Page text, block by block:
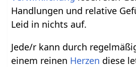
Handlungen und relative
Leid in nichts auf.
Jede/r kann durch
einem reinen Herzen diese